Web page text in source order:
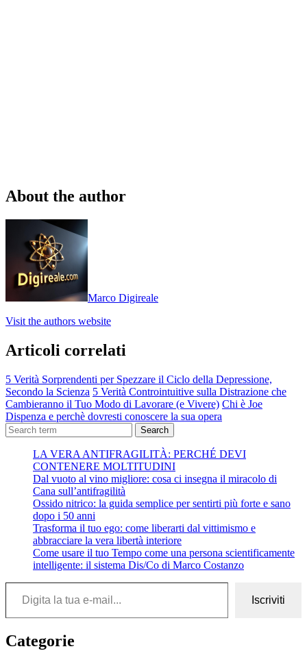
About the author
Marco Digireale
Visit the authors website
Articoli correlati
5 Verità Sorprendenti per Spezzare il Ciclo della Depressione,
Secondo la Scienza 5 Verità Controintuitive sulla Distrazione che
Cambieranno il Tuo Modo di Lavorare (e Vivere) Chi è Joe
Dispenza e perchè dovresti conoscere la sua opera
Search
LA VERA ANTIFRAGILITÀ: PERCHÉ DEVI
CONTENERE MOLTITUDINI
Dal vuoto al vino migliore: cosa ci insegna il miracolo di
Cana sull’antifragilità
Ossido nitrico: la guida semplice per sentirti più forte e sano
dopo i 50 anni
Trasforma il tuo ego: come liberarti dal vittimismo e
abbracciare la vera libertà interiore
Come usare il tuo Tempo come una persona scientificamente
intelligente: il sistema Dis/Co di Marco Costanzo
Digita la tua e-mail...
Iscriviti
Categorie